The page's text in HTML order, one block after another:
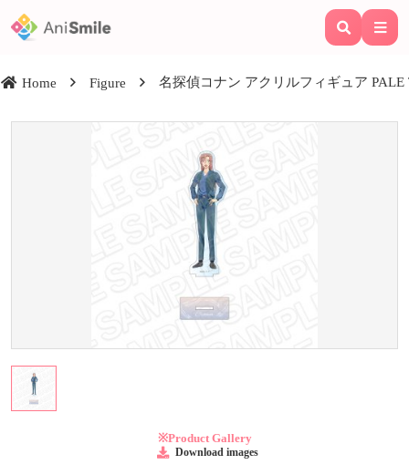
Home Figure 名探偵コナン アクリルフィギュア PALE
※Product Gallery
Download images